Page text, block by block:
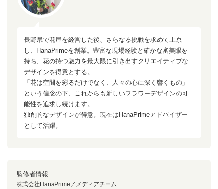
長野県で花屋を経営した後、さらなる挑戦を求めて上京
し、HanaPrimeを創業。豊富な現場経験と確かな審美眼を
持ち、花の持つ魅力を最大限に引き出すクリエイティブな
デザインを得意とする。
「花は空間を彩るだけでなく、人々の心に深く響くもの」
という信念の下、これからも新しいフラワーデザインの可
能性を追求し続けます。
独創的なデザインが得意。現在はHanaPrimeアドバイザー
として活躍。
監修者情報
株式会社HanaPrime／メディアチーム